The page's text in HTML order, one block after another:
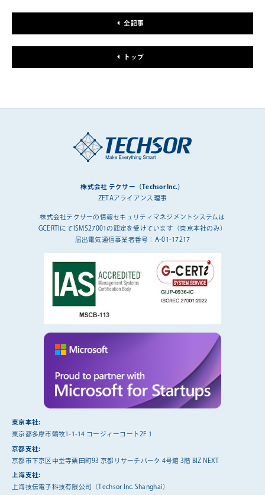
全記事
トップ
株式会社 テクサー（Techsor Inc.）
ZETAアライアンス理事
株式会社テクサーの情報セキュリティマネジメントシステムは
GCERTIにてISMS27001の認定を受けています（東京本社のみ）
届出電気通信事業者番号：A-01-17217
東京本社:
東京都多摩市鶴牧1-1-14 コージィーコート2F 1
京都支社:
京都市下京区中堂寺粟田町93 京都リサーチパーク 4号館 3階 BIZ NEXT
上海支社:
上海技伝電子科技有限公司（Techsor Inc. Shanghai）